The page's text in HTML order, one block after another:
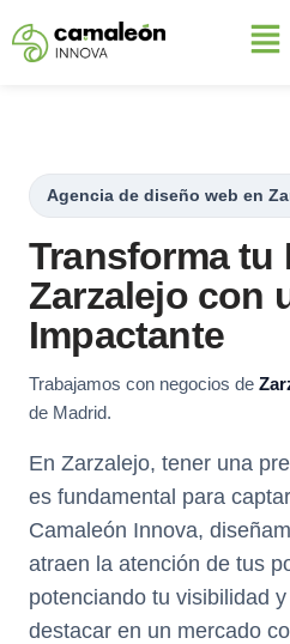
Saltar
Agencia de diseño web en
Transforma tu
Zarzalejo con
Impactante
Trabajamos con negocios de
de Madrid.
En Zarzalejo, tener una
es fundamental para
Camaleón Innova,
atraen la atención de tus
potenciando tu visibilidad
destacar en un mercado